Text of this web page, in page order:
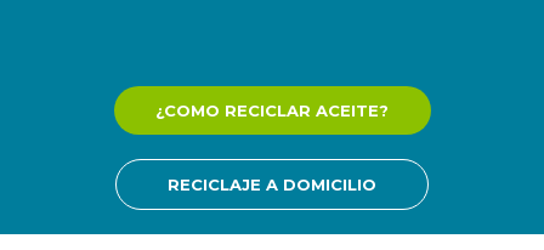
¿COMO RECICLAR ACEITE?
RECICLAJE A DOMICILIO